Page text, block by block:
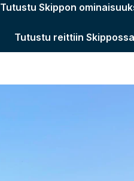
Tutustu Skippon
Tutustu reittiin Skippossa